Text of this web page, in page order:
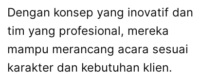
Dengan konsep yang inovatif dan
tim yang profesional, mereka
mampu merancang acara sesuai
karakter dan kebutuhan klien.